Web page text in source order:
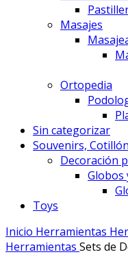
Masajes
Ortopedia
Sin categorizar
Souvenirs,
Decoración
Globos
Toys
Inicio Herramientas
Herramientas Sets de